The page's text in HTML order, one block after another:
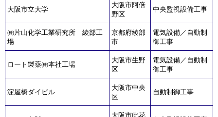
大阪市立大学
大阪市阿倍
野区
中央監視設備工事
㈱片山化学工業研究所 綾部工
場
京都府綾部
市
電気設備／自動制
御工事
ロート製薬㈱本社工場
大阪市生野
区
電気設備／自動制
御工事
淀屋橋ダイビル
大阪市中央
区
自動制御工事
大阪市此花